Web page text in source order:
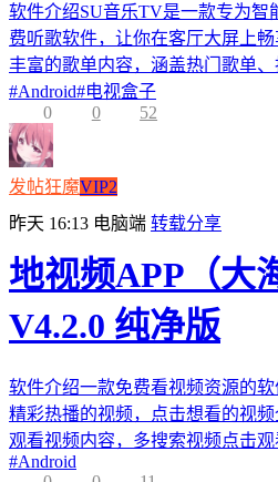
软件介绍SU音乐TV是一款专为智
费听歌软件，让你在客厅大屏上
丰富的歌单内容，涵盖热门歌单
#Android#电视盒子
0
0 52
发帖狂魔VIP2
昨天 16:13 电脑端 转载分享
地视频APP（大
V4.2.0 纯净版
软件介绍一款免费看视频资源的
精彩热播的视频，点击想看的视
观看视频内容，多搜索视频点击
#Android